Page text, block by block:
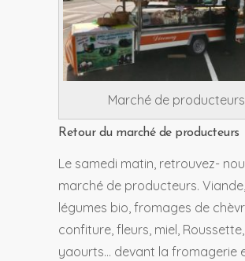
Marché de producteurs
Retour du marché de producteurs
Le samedi matin, retrouvez-
marché de producteurs. Viande,
légumes bio, fromages de
confiture, fleurs, miel, Roussette,
yaourts… devant la fromagerie